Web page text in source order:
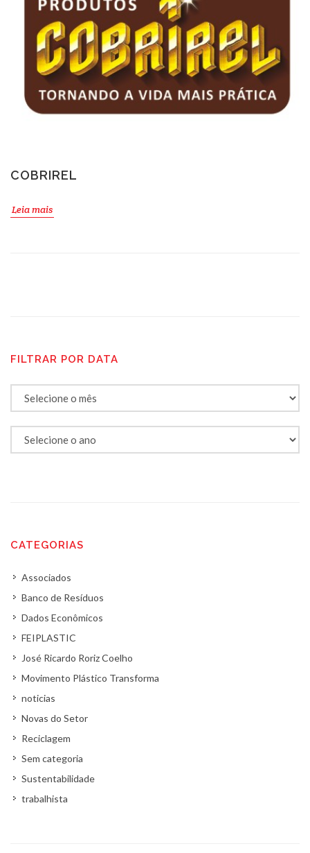
COBRIREL
Leia mais
FILTRAR POR DATA
CATEGORIAS
Associados
Banco de Resíduos
Dados Econômicos
FEIPLASTIC
José Ricardo Roriz Coelho
Movimento Plástico Transforma
noticias
Novas do Setor
Reciclagem
Sem categoria
Sustentabilidade
trabalhista